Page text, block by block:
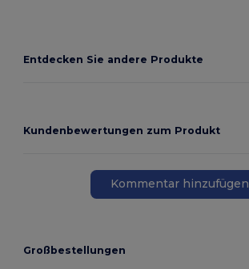
Entdecken Sie andere Produkte
Kundenbewertungen zum Produkt
Kommentar hinzufügen
Großbestellungen